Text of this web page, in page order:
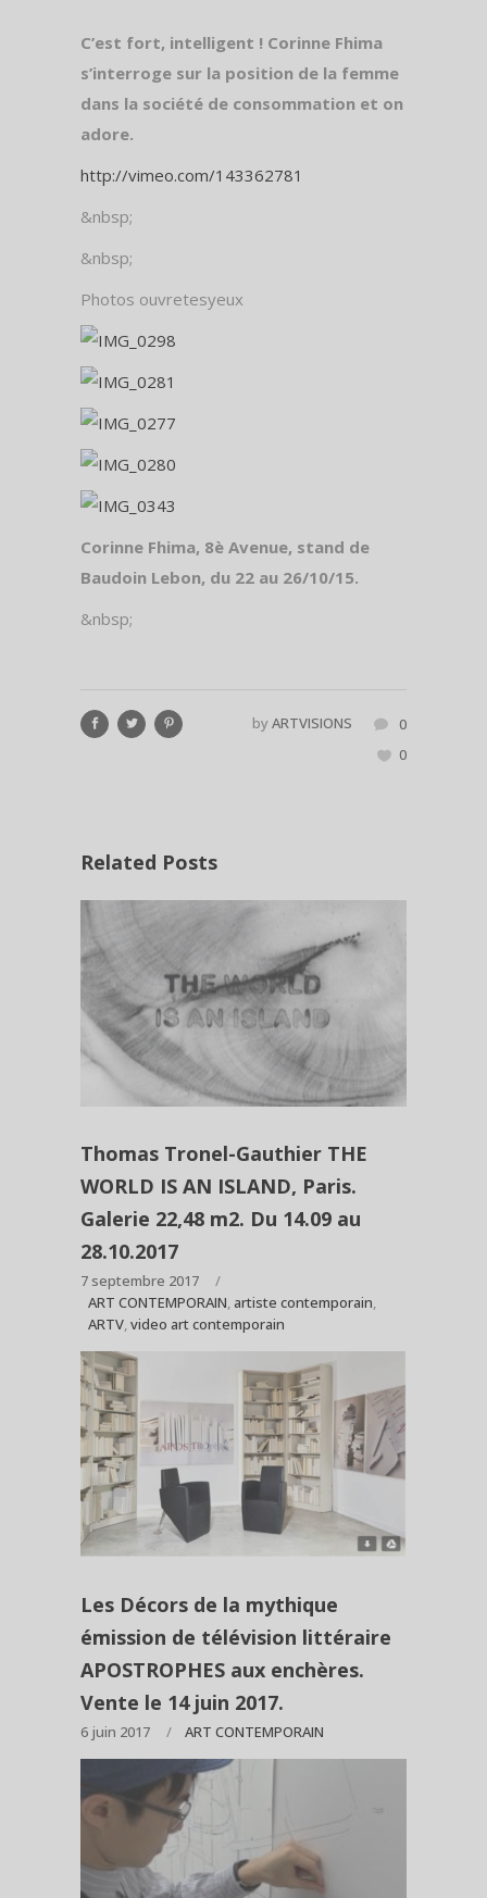
C’est fort, intelligent ! Corinne Fhima
s’interroge sur la position de la femme
dans la société de consommation et on
adore.
http://vimeo.com/143362781
&nbsp;
&nbsp;
Photos ouvretesyeux
Corinne Fhima, 8è Avenue, stand de
Baudoin Lebon, du 22 au 26/10/15.
&nbsp;
byARTVISIONS
0
0
Related Posts
Thomas Tronel-Gauthier THE
WORLD IS AN ISLAND, Paris.
Galerie 22,48 m2. Du 14.09 au
28.10.2017
7 septembre 2017
ART CONTEMPORAIN, artiste contemporain,
ARTV,video art contemporain
Les Décors de la mythique
émission de télévision littéraire
APOSTROPHES aux enchères.
Vente le 14 juin 2017.
6 juin 2017 ART CONTEMPORAIN